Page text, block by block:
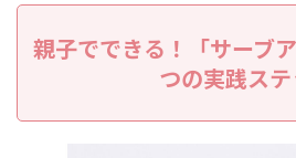
親子でできる！「サーブ
つの実践ス